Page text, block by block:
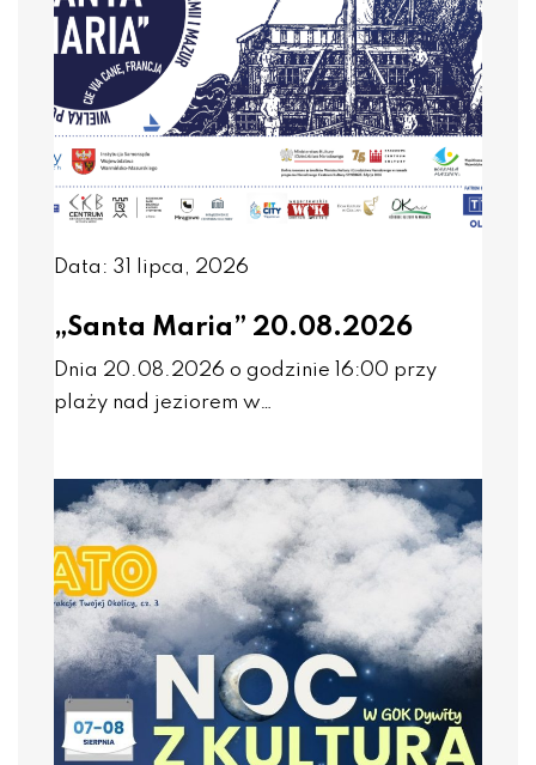
Data: 31 lipca, 2026
„Santa Maria” 20.08.2026
Dnia 20.08.2026 o godzinie 16:00 przy
plaży nad jeziorem w…